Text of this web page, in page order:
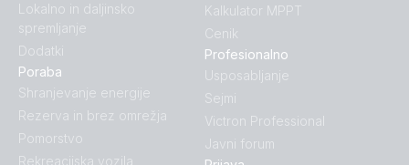
Lokalno in daljinsko
spremljanje
Dodatki
Poraba
Shranjevanje energije
Rezerva in brez omrežja
Pomorstvo
Rekreacijska vozila
Kalkulator MPPT
Cenik
Profesionalno
Usposabljanje
Sejmi
Victron Professional
Javni forum